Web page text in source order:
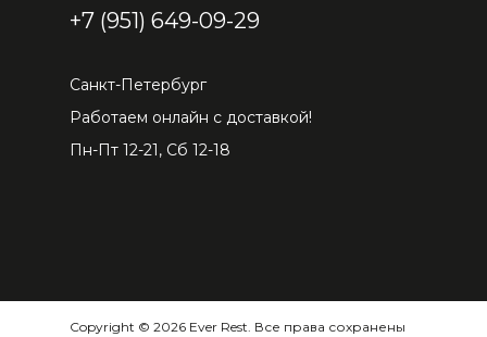
+7 (951) 649-09-29
Санкт-Петербург
Работаем онлайн с доставкой!
Пн-Пт 12-21, Сб 12-18
Copyright © 2026 Ever Rest. Все права сохранены